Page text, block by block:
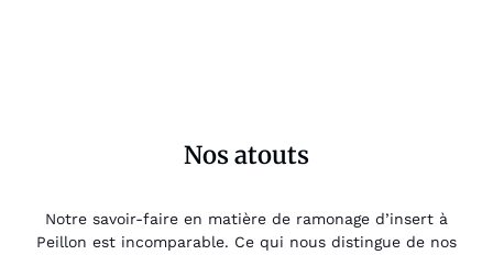
Nos atouts
Notre savoir-faire en matière de ramonage d’insert à
Peillon est incomparable. Ce qui nous distingue de nos